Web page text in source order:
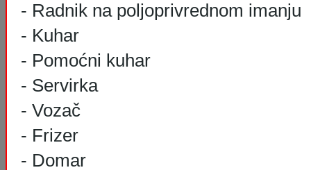
- Radnik na poljoprivrednom imanju
- Kuhar
- Pomoćni kuhar
- Servirka
- Vozač
- Frizer
- Domar